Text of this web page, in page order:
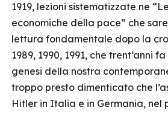
1919, lezioni sistematizzate ne
economiche della pace” che
lettura fondamentale dopo la
1989, 1990, 1991, che trent’anni
genesi della nostra
troppo presto dimenticato che
Hitler in Italia e in Germania, nel